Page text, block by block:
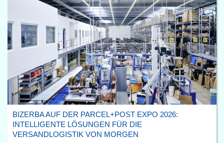
BIZERBA AUF DER PARCEL+POST EXPO 2026:
INTELLIGENTE LÖSUNGEN FÜR DIE
VERSANDLOGISTIK VON MORGEN